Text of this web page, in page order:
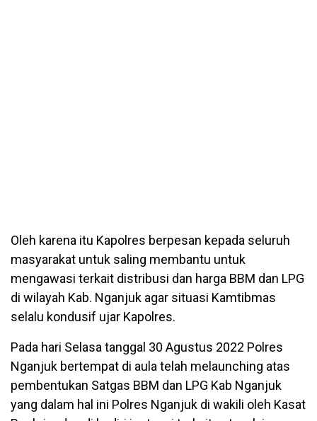
Oleh karena itu Kapolres berpesan kepada seluruh
masyarakat untuk saling membantu untuk
mengawasi terkait distribusi dan harga BBM dan LPG
di wilayah Kab. Nganjuk agar situasi Kamtibmas
selalu kondusif ujar Kapolres.
Pada hari Selasa tanggal 30 Agustus 2022 Polres
Nganjuk bertempat di aula telah melaunching atas
pembentukan Satgas BBM dan LPG Kab Nganjuk
yang dalam hal ini Polres Nganjuk di wakili oleh Kasat